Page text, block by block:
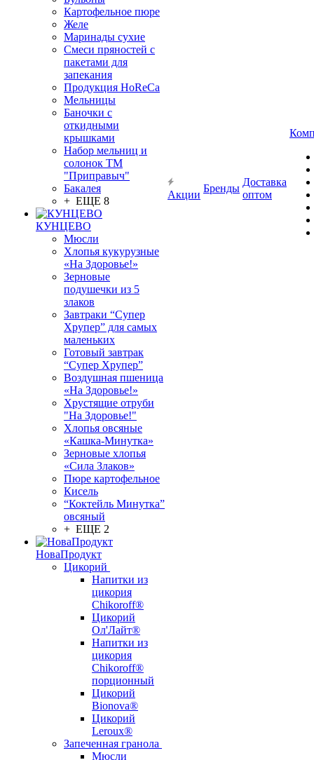
Картофельное пюре
Желе
Маринады сухие
Смеси пряностей с
пакетами для
запекания
Продукция HoReCa
Мельницы
Баночки с
откидными
крышками
Набор мельниц и
солонок ТМ
"Приправыч"
Бакалея
+ ЕЩЕ 8
КУНЦЕВО
Мюсли
Хлопья кукурузные
«На Здоровье!»
Зерновые
подушечки из 5
злаков
Завтраки “Супер
Хрупер” для самых
маленьких
Готовый завтрак
“Супер Хрупер”
Воздушная пшеница
«На Здоровье!»
Хрустящие отруби
"На Здоровье!"
Хлопья овсяные
«Кашка-Минутка»
Зерновые хлопья
«Сила Злаков»
Пюре картофельное
Кисель
“Коктейль Минутка”
овсяный
+ ЕЩЕ 2
НоваПродукт
Цикорий
Напитки из
цикория
Chikoroff®
Цикорий
Ол'Лайт®
Напитки из
цикория
Chikoroff®
порционный
Цикорий
Bionova®
Цикорий
Leroux®
Запеченная гранола
Мюсли
Акции
Бренды
Доставка
оптом